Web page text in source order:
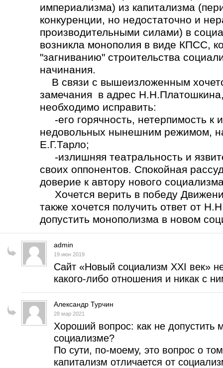
империализма) из капитализма
конкуренции, но недостаточно и
производительными силами) в
возникла монополия в виде КПСС,
"загниванию" строительства
начинания.
В связи с вышеизложенным
замечания в адрес
необходимо исправить:
-его горячность, нетерпимость
недовольных нынешним режимом,
Е.Г.Тарло;
-излишняя театральность и
своих оппонентов. Спокойная
доверие к автору нового
Хочется верить в победу
также хочется получить ответ от
допустить монополизма в новом
admin
19 июн 2019
Сайт «Новый социализм XXI век»
какого-либо отношения и никак с
Александр Турчин
28 мар 2021
Хороший вопрос: как не допустить
социализме?
По сути, по-моему, это вопрос о
капитализм отличается от